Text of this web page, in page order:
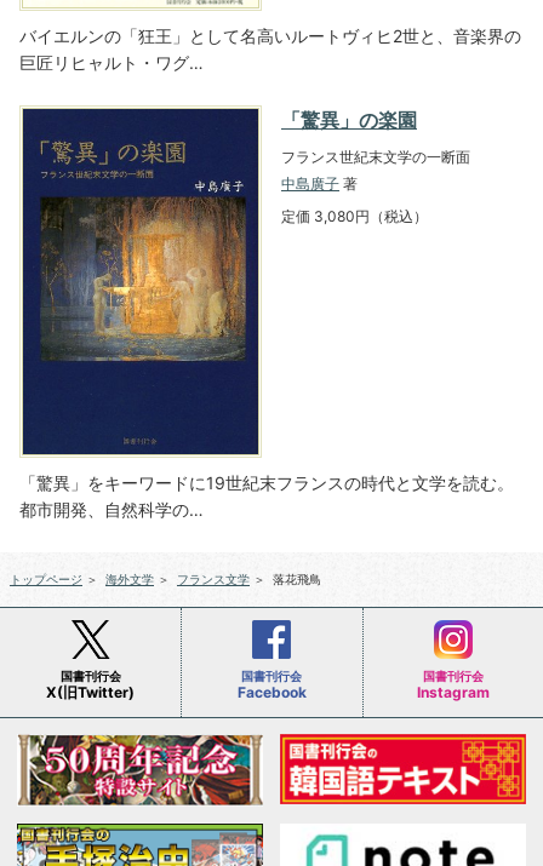
バイエルンの「狂王」として名高いルートヴィヒ2世と、音楽界の
巨匠リヒャルト・ワグ…
「驚異」の楽園
フランス世紀末文学の一断面
中島廣子 著
定価 3,080円（税込）
「驚異」をキーワードに19世紀末フランスの時代と文学を読む。
都市開発、自然科学の…
トップページ ＞ 海外文学 ＞ フランス文学 ＞ 落花飛鳥
国書刊行会
X(旧Twitter)
国書刊行会
Facebook
国書刊行会
Instagram